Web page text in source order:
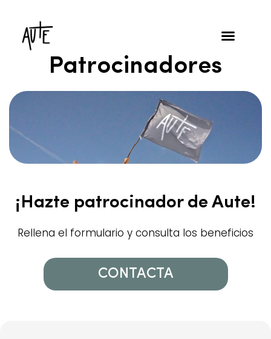
Patrocinadores
¡Hazte patrocinador de Aute!
Rellena el formulario y consulta los beneficios
CONTACTA